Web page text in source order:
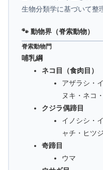
生物分類学に基づいて整
🐾 動物界（脊索動物）
脊索動物門
哺乳綱
ネコ目（食肉目）
アザラシ・
ヌキ・ネコ
クジラ偶蹄目
イノシシ・
ャチ・ヒツ
奇蹄目
ウマ